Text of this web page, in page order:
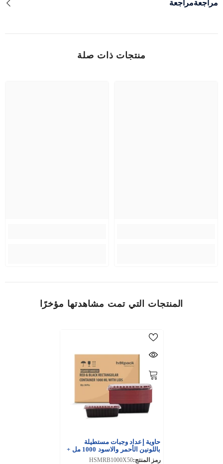
مراجعةمراجعة
منتجات ذات صلة
المنتجات التي تمت مشاهدتها مؤخرًا
حاوية إعداد وجبات مستطيلة
باللونين الأحمر والاسود 1000 مل +
غطاء 50 مجموعة
رمز المنتج:HSMRB1000X50